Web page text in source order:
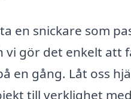
en snickare som
vi gör det enkelt att
en gång. Låt oss
till verklighet